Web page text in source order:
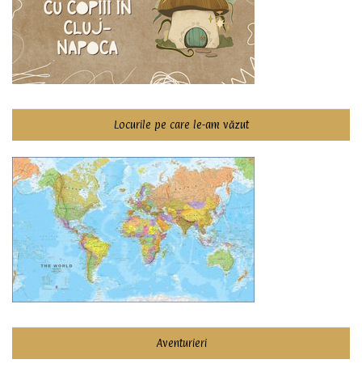
Locurile pe care le-am văzut
Aventurieri